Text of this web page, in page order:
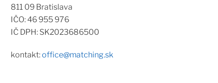
811 09 Bratislava
IČO: 46 955 976
IČ DPH: SK2023686500
kontakt:office@matching.sk